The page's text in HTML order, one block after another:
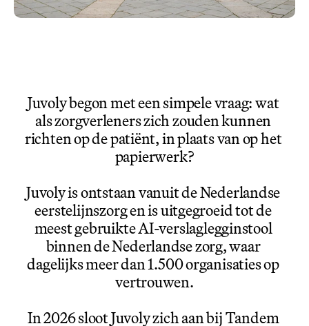
Juvoly begon met een simpele vraag: wat
als zorgverleners zich zouden kunnen
richten op de patiënt, in plaats van op het
papierwerk?
Juvoly is ontstaan vanuit de Nederlandse
eerstelijnszorg en is uitgegroeid tot de
meest gebruikte AI-verslaglegginstool
binnen de Nederlandse zorg, waar
dagelijks meer dan 1.500 organisaties op
vertrouwen.
In 2026 sloot Juvoly zich aan bij Tandem